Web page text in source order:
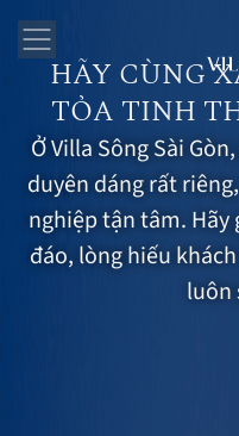
HÃY CÙNG
TỎA TINH
Ở Villa Sông Sài
duyên dáng rất
nghiệp tận tâm. Hãy
đáo, lòng hiếu
luôn